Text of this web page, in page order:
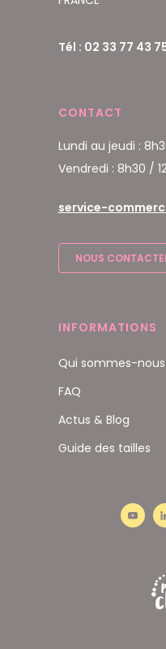
Tél : 02 33 77 43
CONTACT
Lundi au jeudi :
Vendredi : 8h30 /
service-
NOUS
INFORMATIONS
Qui sommes-
FAQ
Actus & Blog
Guide des tailles